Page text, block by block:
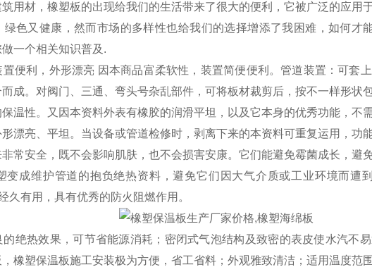
用材，橡塑板的出现给我们的生活带来了很大的便利，它被广泛的应用
绿色又健康，然而市场的多样性也给我们的选择增添了我困难，如何才
一个相关知识普及.
便利，外形漂亮 因本商品富柔软性，装置简便便利。管道装置：可套
成。对阀门、三通、弯头号杂乱部件，可将板材裁剪后，按不一样形状
温性。又因本资料外表有橡胶的润滑平坦，以及它本身的优秀功能，不
漂亮、平坦。当设备或管道检修时，剥离下来的本资料可重复运用，功能
常安全，既不会影响肌肤，也不会损害安康。它们能避免霉菌成长，避
变成维护管道的抱负绝热资料，避免它们因大气介质或工业环境而遭
有用，具有优秀的防火阻燃作用。
绝热效果，可节省能源消耗；密闭式气泡结构及致密的表皮使水汽不
橡塑保温板施工安装极为方便，省工省料；外观雅致清洁；适用温度范